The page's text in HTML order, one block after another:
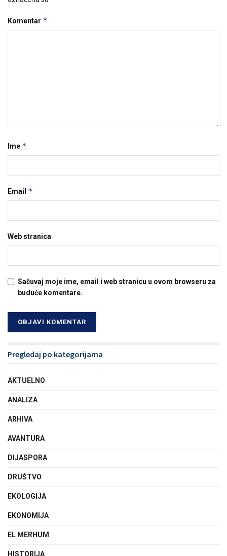
Komentar *
Ime *
Email *
Web stranica
Sačuvaj moje ime, email i web stranicu u ovom browseru za
buduće komentare.
Pregledaj po kategorijama
AKTUELNO
ANALIZA
ARHIVA
AVANTURA
DIJASPORA
DRUŠTVO
EKOLOGIJA
EKONOMIJA
EL MERHUM
HISTORIJA